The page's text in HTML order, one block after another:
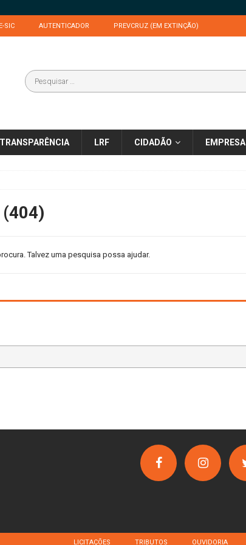
SIC AUTENTICADOR PREVCRUZ (EM EXTINÇÃO)
TRANSPARÊNCIA LRF CIDADÃO EMPRESA
Talvez uma pesquisa possa ajudar.
LICITAÇÕES TRIBUTOS OUVIDORIA